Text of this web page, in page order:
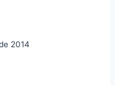
2014